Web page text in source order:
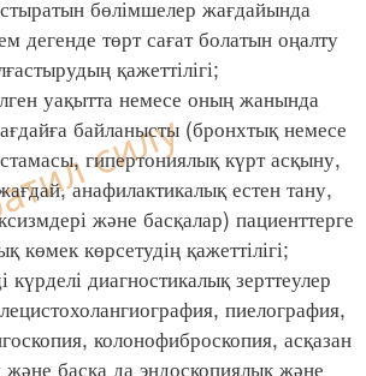
бөлімшелер жағдайында
дегенде төрт сағат болатын оңалту
қажеттілігі;
уақытта немесе оның жанында
байланысты (бронхтық немесе
гипертониялық күрт асқыну,
анафилактикалық естен тану,
және басқалар) пациенттерге
көрсетудің қажеттілігі;
диагностикалық зерттеулер
пиелография,
колонофиброскопия, асқазан
және басқа да эндоскопиялық және